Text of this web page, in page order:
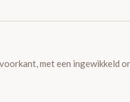
met een ingewikkeld